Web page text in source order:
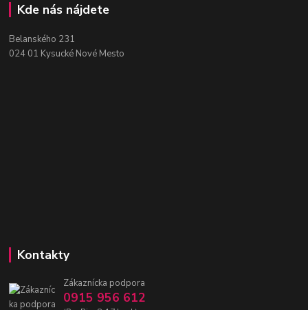
Kde nás nájdete
Belanského 231
024 01 Kysucké Nové Mesto
Kontakty
Zákaznícka podpora
0915 956 612